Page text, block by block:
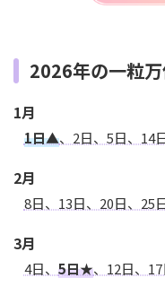
2026年の一粒
1月
1日▲、2日、5日、14日
2月
8日、13日、20日、25
3月
4日、 5日★、12日、